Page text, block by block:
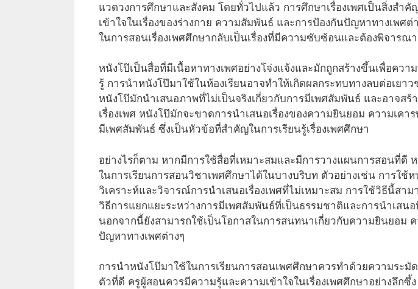
แวดวงการศึกษาและสังคม โดยทั่วไปแล้ว การศึกษาเรื่องเพศเป็นสิ่งสำ
เข้าใจในเรื่องของร่างกาย ความสัมพันธ์ และการป้องกันปัญหาทางเพศต่
ในการสอนเรื่องเพศศึกษากลับเป็นเรื่องที่มีความซับซ้อนและต้องพิจารณ
หนังโป๊เป็นสื่อที่มีเนื้อหาทางเพศอย่างโจ่งแจ้งและมักถูกสร้างขึ้นเพื่อควา
รู้ การนำหนังโป๊มาใช้ในห้องเรียนอาจทำให้เกิดผลกระทบทางลบต่อเยา
หนังโป๊มักนำเสนอภาพที่ไม่เป็นจริงเกี่ยวกับการมีเพศสัมพันธ์ และอาจสร้
เรื่องเพศ หนังโป๊มักจะขาดการนำเสนอเรื่องของความยินยอม ความเค
มีเพศสัมพันธ์ ซึ่งเป็นหัวข้อที่สำคัญในการเรียนรู้เรื่องเพศศึกษา
อย่างไรก็ตาม หากมีการใช้สื่อที่เหมาะสมและมีการวางแผนการสอนที่ดี
ในการเรียนการสอนวิชาเพศศึกษาได้ในบางบริบท ตัวอย่างเช่น การใช้
วิเคราะห์และวิจารณ์การนำเสนอเรื่องเพศที่ไม่เหมาะสม การใช้วิธีนี้สา
วิธีการแยกแยะระหว่างการมีเพศสัมพันธ์ที่เป็นธรรมชาติและการนำเสน
นอกจากนี้ยังสามารถใช้เป็นโอกาสในการสนทนาเกี่ยวกับความยินยอม
ปัญหาทางเพศต่างๆ
การนำหนังโป๊มาใช้ในการเรียนการสอนเพศศึกษาควรทำด้วยความระมั
ตัวที่ดี ครูผู้สอนควรมีความรู้และความเข้าใจในเรื่องเพศศึกษาอย่างลึกซึ้